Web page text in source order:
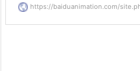
https://baiduanimation.com/